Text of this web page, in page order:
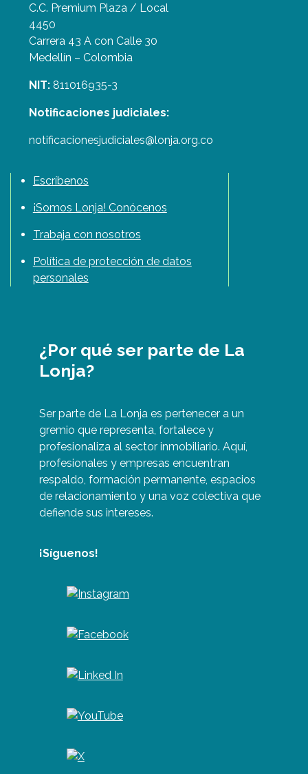
C.C. Premium Plaza / Local
4450
Carrera 43 A con Calle 30
Medellín – Colombia
NIT:811016935-3
Notificaciones judiciales:
notificacionesjudiciales@lonja.org.co
Escríbenos
¡Somos Lonja! Conócenos
Trabaja con nosotros
Política de protección de datos
personales
¿Por qué ser parte de La
Lonja?
Ser parte de La Lonja es pertenecer a un
gremio que representa, fortalece y
profesionaliza al sector inmobiliario. Aquí,
profesionales y empresas encuentran
respaldo, formación permanente, espacios
de relacionamiento y una voz colectiva que
defiende sus intereses.
¡Síguenos!